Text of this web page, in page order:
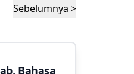
Sebelumnya >
Bahasa